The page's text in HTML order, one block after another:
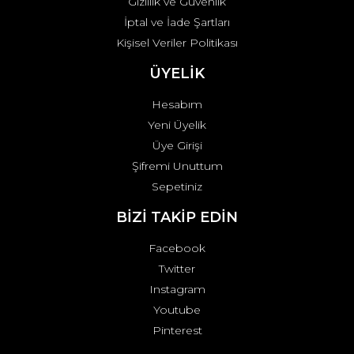
İptal ve İade Şartları
Kişisel Veriler Politikası
ÜYELİK
Hesabım
Yeni Üyelik
Üye Girişi
Şifremi Unuttum
Sepetiniz
BİZİ TAKİP EDİN
Facebook
Twitter
Instagram
Youtube
Pinterest